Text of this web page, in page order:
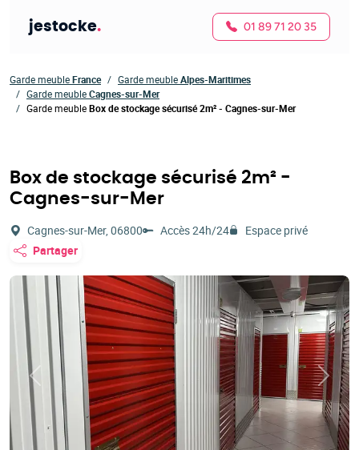
jestocke. 01 89 71 20 35
Garde meubleFrance Garde meubleAlpes-Maritimes
Garde meubleCagnes-sur-Mer
Garde meubleBox de stockage sécurisé 2m² - Cagnes-sur-Mer
Box de stockage sécurisé 2m² -
Cagnes-sur-Mer
Cagnes-sur-Mer, 06800 Accès 24h/24
Espace privé
Partager
Précédent